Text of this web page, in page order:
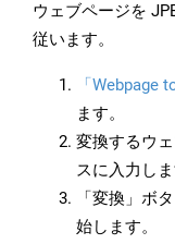
ウェブページを
従います。
「Webpage
ます。
変換するウ
スに入力しま
「変換」ボ
始します。